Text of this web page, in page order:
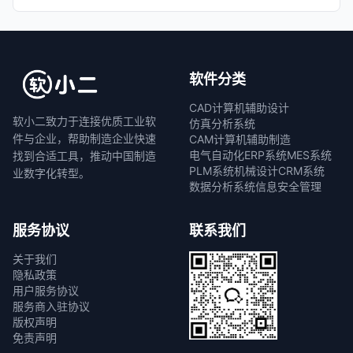
软小二致力于连接优质工业软
件与企业，帮助制造企业快速
找到合适工具，推动中国制造
业数字化转型。
软件分类
CAD计算机辅助设计
仿真分析系统
CAM计算机辅助制造
电气自动化ERP系统MES系统
PLM系统机械设计CRM系统
数据分析系统信息安全管理
服务协议
关于我们
隐私政策
用户服务协议
服务商入驻协议
版权声明
免责声明
联系我们